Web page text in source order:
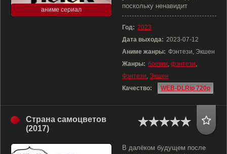
аниме сериал
поскольку ненавидит
Год: 2023
Дата выхода: 2023-07-12
Аниме жанры: Фэнтези, Экшен
Жанры: боевик, фэнтези,
Фэнтези, Экшен
Качество:
WEB-DLRip 720p
Страна самоцветов
(2017)
В далёком будущем после